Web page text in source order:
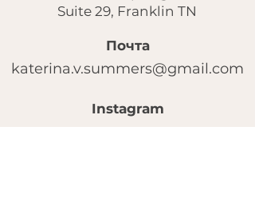
Suite 29, Franklin TN
Почта
katerina.v.summers@gmail.com
Instagram